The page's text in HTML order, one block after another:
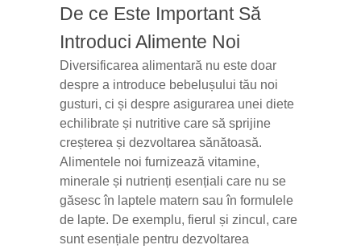
De ce Este Important Să
Introduci Alimente Noi
Diversificarea alimentară nu este doar
despre a introduce bebelușului tău noi
gusturi, ci și despre asigurarea unei diete
echilibrate și nutritive care să sprijine
creșterea și dezvoltarea sănătoasă.
Alimentele noi furnizează vitamine,
minerale și nutrienți esențiali care nu se
găsesc în laptele matern sau în formulele
de lapte. De exemplu, fierul și zincul, care
sunt esențiale pentru dezvoltarea